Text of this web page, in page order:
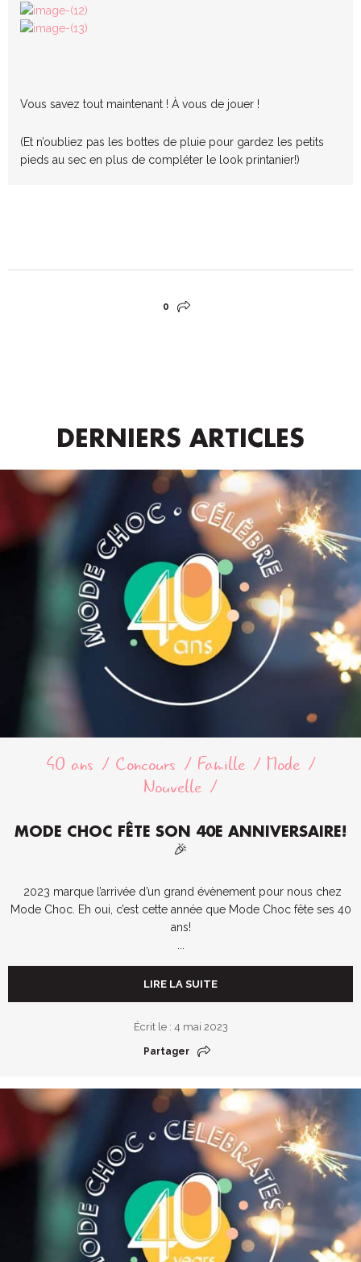
Vous savez tout maintenant ! À vous de jouer !
(Et n’oubliez pas les bottes de pluie pour gardez les petits
pieds au sec en plus de compléter le look printanier!)
0
DERNIERS ARTICLES
40 ans Concours Famille
Mode
Nouvelle
MODE CHOC FÊTE SON 40E ANNIVERSAIRE!
🎉
2023 marque l’arrivée d’un grand évènement pour nous chez
Mode Choc. Eh oui, c’est cette année que Mode Choc fête ses 40
ans!
LIRE LA SUITE
Écrit le : 4 mai 2023
Partager